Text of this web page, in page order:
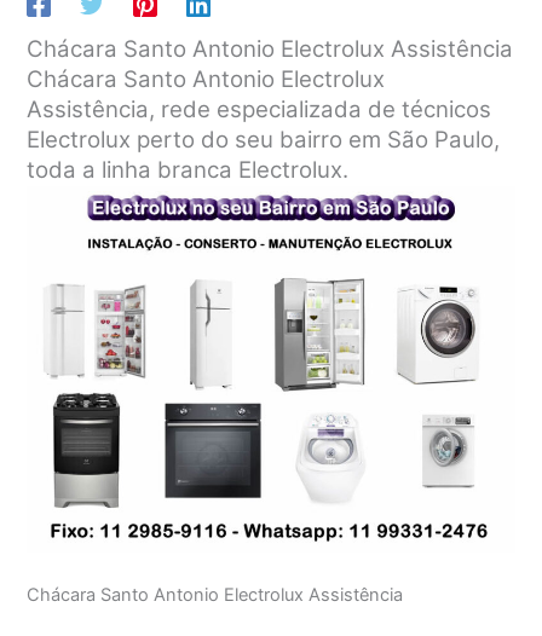
Chácara Santo Antonio Electrolux Assistência
Chácara Santo Antonio Electrolux
Assistência, rede especializada de técnicos
Electrolux perto do seu bairro em São Paulo,
toda a linha branca Electrolux.
Chácara Santo Antonio Electrolux Assistência